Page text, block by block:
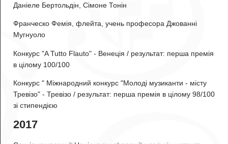
Даніеле Бертольдін, Сімоне Тонін
Франческо Фемія , флейта, учень професора Джованні
Мугнуоло
Конкурс "A Tutto Flauto" - Венеція / результат: перша премія
в цілому 100/100
Конкурс " Міжнародний конкурс "Молоді музиканти - місту
Тревізо" - Тревізо / результат: перша премія в цілому 98/100
зі стипендією
2017